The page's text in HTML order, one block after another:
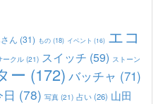
ん (31) もの (18) イベント (16) エコ
ークル (21) スイッチ (59) ストーン
ー (172) バッチャ (71)
(78) 写真 (21) 占い(26) 山田